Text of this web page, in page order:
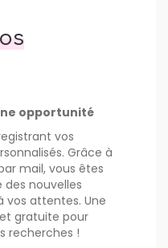
opportunité
vos
Grâce à
mail, vous êtes
nouvelles
vos attentes. Une
gratuite pour
recherches !